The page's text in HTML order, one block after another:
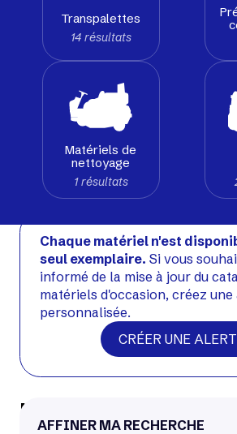
Voir matériel
Occasion
Transpalettes
14 résultats
Matériels de
nettoyage
1 résultats
Chaque matériel n'est
seul exemplaire. Si vous
informé de la mise à jour du
matériels d'occasion, créez une
personnalisée.
CRÉER UNE
Hangcha XF25D
AFFINER MA RECHERCHE